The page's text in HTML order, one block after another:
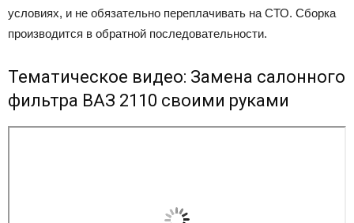
условиях, и не обязательно переплачивать на СТО. Сборка
производится в обратной последовательности.
Тематическое видео: Замена салонного
фильтра ВАЗ 2110 своими руками